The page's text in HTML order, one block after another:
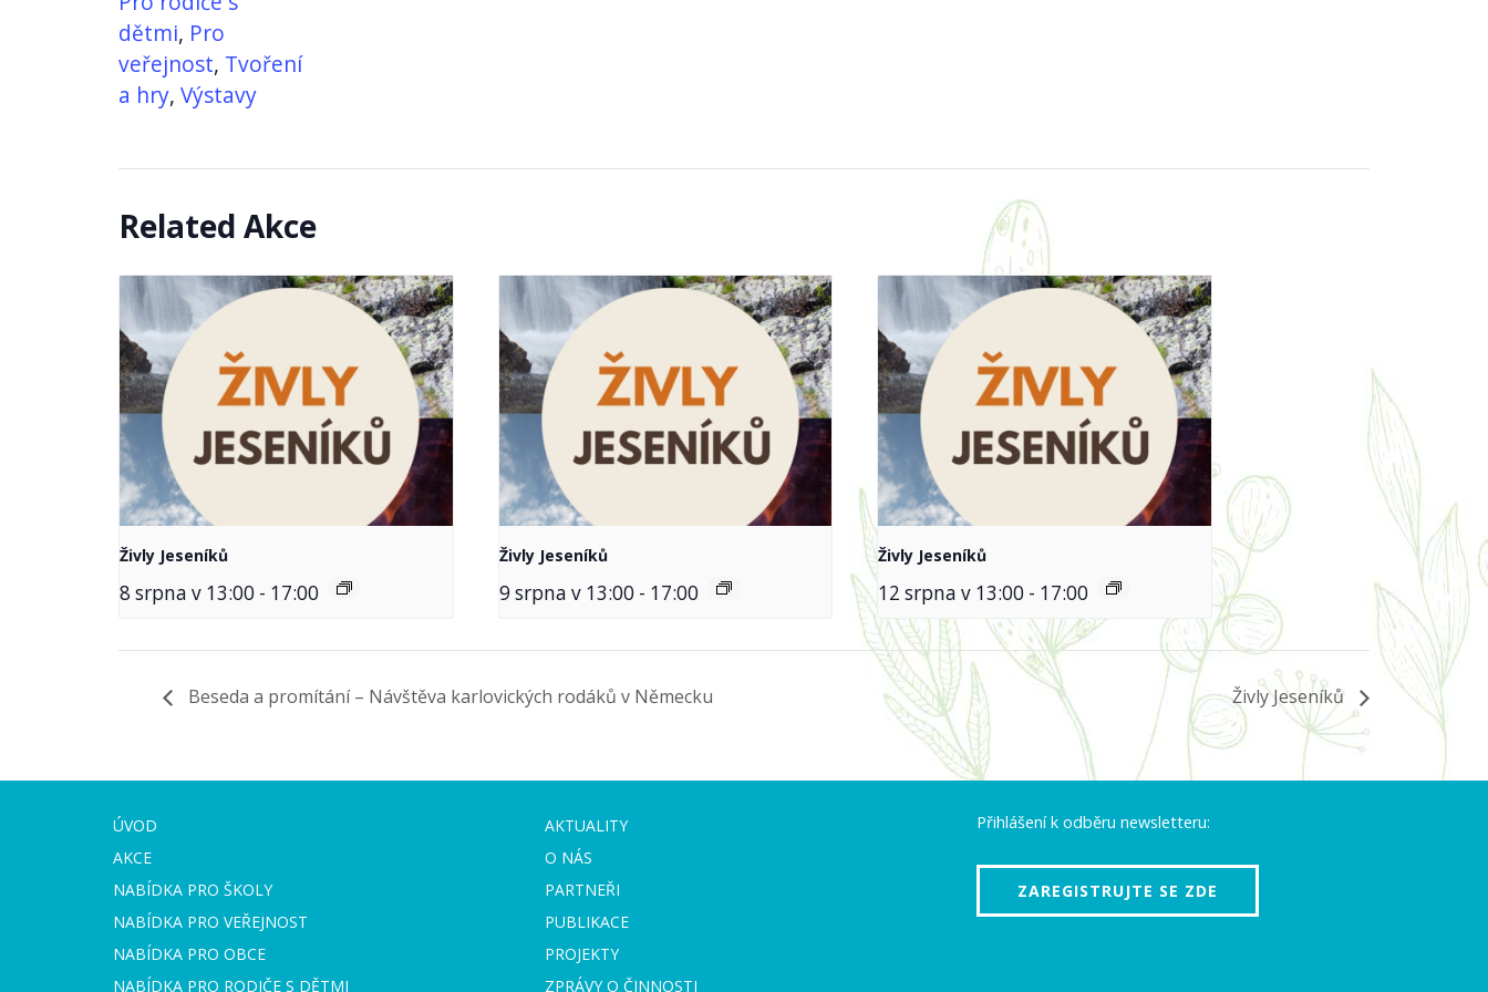
dětmi, Pro
veřejnost, Tvoření
a hry, Výstavy
Related Akce
Živly Jeseníků
8 srpna v 13:00 - 17:00
Živly Jeseníků
9 srpna v 13:00 - 17:00
Živly Jeseníků
12 srpna v 13:00 - 17:00
Beseda a promítání – Návštěva karlovických rodáků v Německu Živly Jeseníků
ÚVOD
AKCE
NABÍDKA PRO ŠKOLY
NABÍDKA PRO VEŘEJNOST
NABÍDKA PRO OBCE
NABÍDKA PRO RODIČE S DĚTMI
AKTUALITY
O NÁS
PARTNEŘI
PUBLIKACE
PROJEKTY
ZPRÁVY O ČINNOSTI
Přihlášení k odběru newsletteru:
ZAREGISTRUJTE SE ZDE